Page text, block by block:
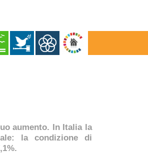
aumento. In Italia la
la condizione di